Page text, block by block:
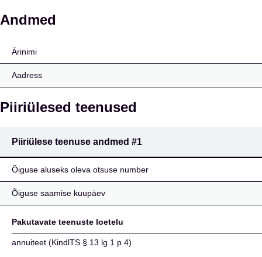
Allianz Global Life
Andmed
Ärinimi
Aadress
Piiriülesed teenused
Piiriülese teenuse andmed #1
Õiguse aluseks oleva otsuse number
Õiguse saamise kuupäev
Pakutavate teenuste loetelu
annuiteet (KindlTS § 13 lg 1 p 4)